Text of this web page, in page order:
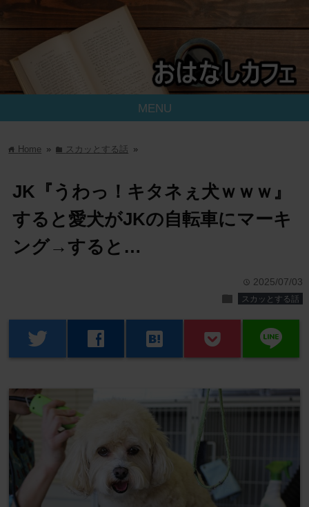
MENU
home Home » folder スカッとする話 »
JK『うわっ！キタネぇ犬ｗｗｗ』
すると愛犬がJKの自転車にマーキ
ング→すると…
time 2025/07/03
folder スカッとする話
twitter facebook hatenabookmark line